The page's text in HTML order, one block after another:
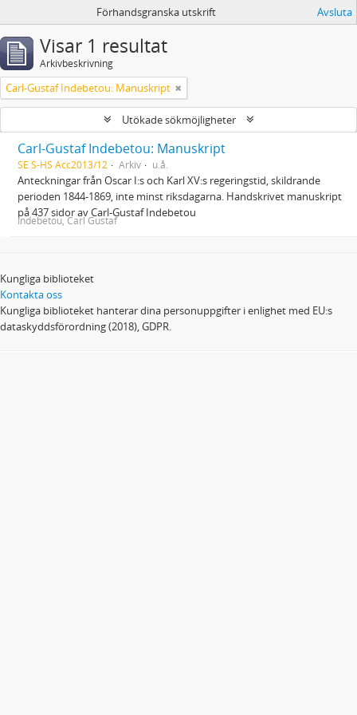
Förhandsgranska utskrift Avsluta
Visar 1 resultat
Arkivbeskrivning
Carl-Gustaf Indebetou: Manuskript
Utökade sökmöjligheter
Carl-Gustaf Indebetou: Manuskript
SE S-HS Acc2013/12 Arkiv u.å.
Anteckningar från Oscar I:s och Karl XV:s regeringstid, skildrande
perioden 1844-1869, inte minst riksdagarna. Handskrivet manuskript
på 437 sidor av Carl-Gustaf Indebetou
Indebetou, Carl Gustaf
Kungliga biblioteket
Kontakta oss
Kungliga biblioteket hanterar dina personuppgifter i enlighet med EU:s
dataskyddsförordning (2018), GDPR.